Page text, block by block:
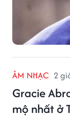
ÂM NHẠC 2
Gracie
mộ nhất ở